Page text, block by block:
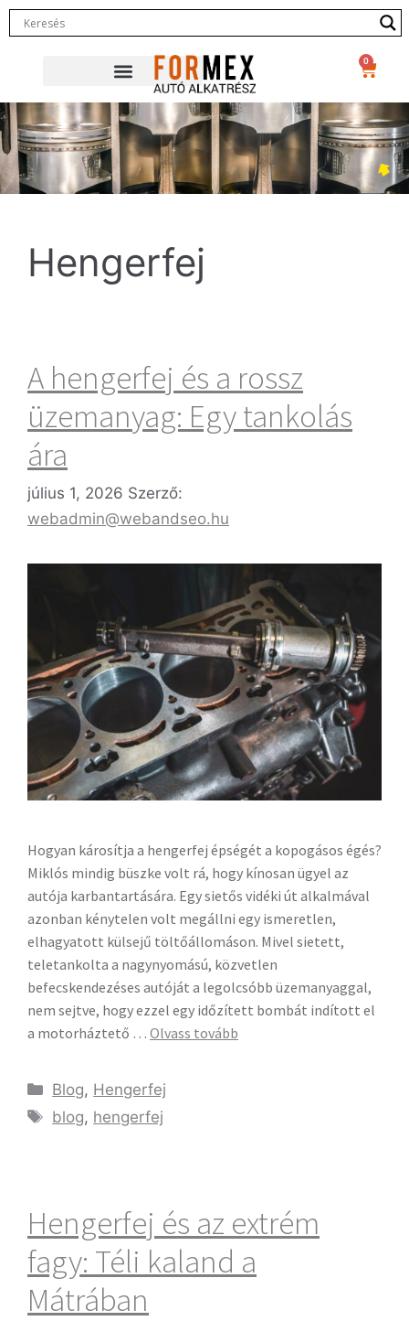
0
Hengerfej
A hengerfej és a rossz
üzemanyag: Egy tankolás
ára
július 1, 2026 Szerző:
webadmin@webandseo.hu
Hogyan károsítja a hengerfej épségét a kopogásos égés?
Miklós mindig büszke volt rá, hogy kínosan ügyel az
autója karbantartására. Egy sietős vidéki út alkalmával
azonban kénytelen volt megállni egy ismeretlen,
elhagyatott külsejű töltőállomáson. Mivel sietett,
teletankolta a nagynyomású, közvetlen
befecskendezéses autóját a legolcsóbb üzemanyaggal,
nem sejtve, hogy ezzel egy időzített bombát indított el
a motorháztető … Olvass tovább
Blog, Hengerfej
blog, hengerfej
Hengerfej és az extrém
fagy: Téli kaland a
Mátrában